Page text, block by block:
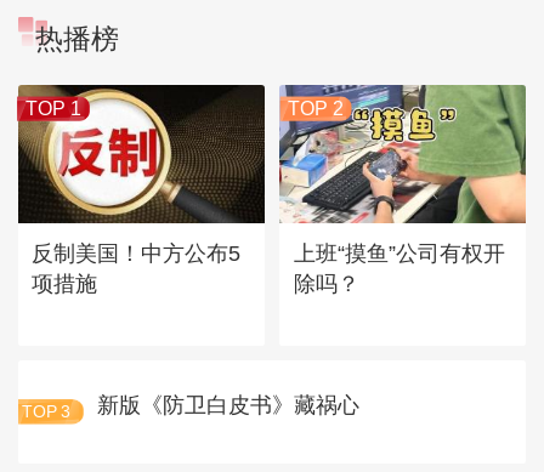
热播榜
TOP 1
反制美国！中方公布5
项措施
TOP 2
上班“摸鱼”公司有权开
除吗？
TOP 3 新版《防卫白皮书》藏祸心